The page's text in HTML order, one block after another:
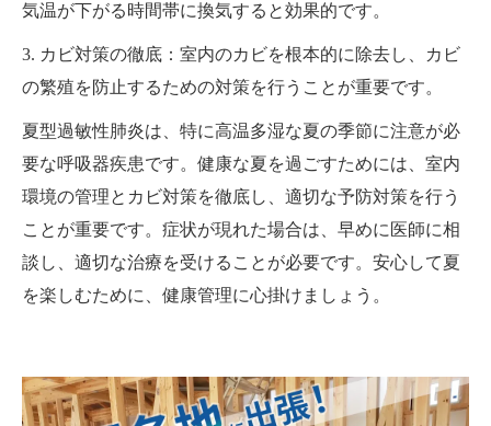
気温が下がる時間帯に換気すると効果的です。
3. カビ対策の徹底：室内のカビを根本的に除去し、カビ
の繁殖を防止するための対策を行うことが重要です。
夏型過敏性肺炎は、特に高温多湿な夏の季節に注意が必
要な呼吸器疾患です。健康な夏を過ごすためには、室内
環境の管理とカビ対策を徹底し、適切な予防対策を行う
ことが重要です。症状が現れた場合は、早めに医師に相
談し、適切な治療を受けることが必要です。安心して夏
を楽しむために、健康管理に心掛けましょう。